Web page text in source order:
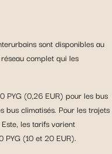
sont disponibles au
complet qui les
PYG (0,26 EUR) pour les bus
bus climatisés. Pour les trajets
les tarifs varient
(10 et 20 EUR).